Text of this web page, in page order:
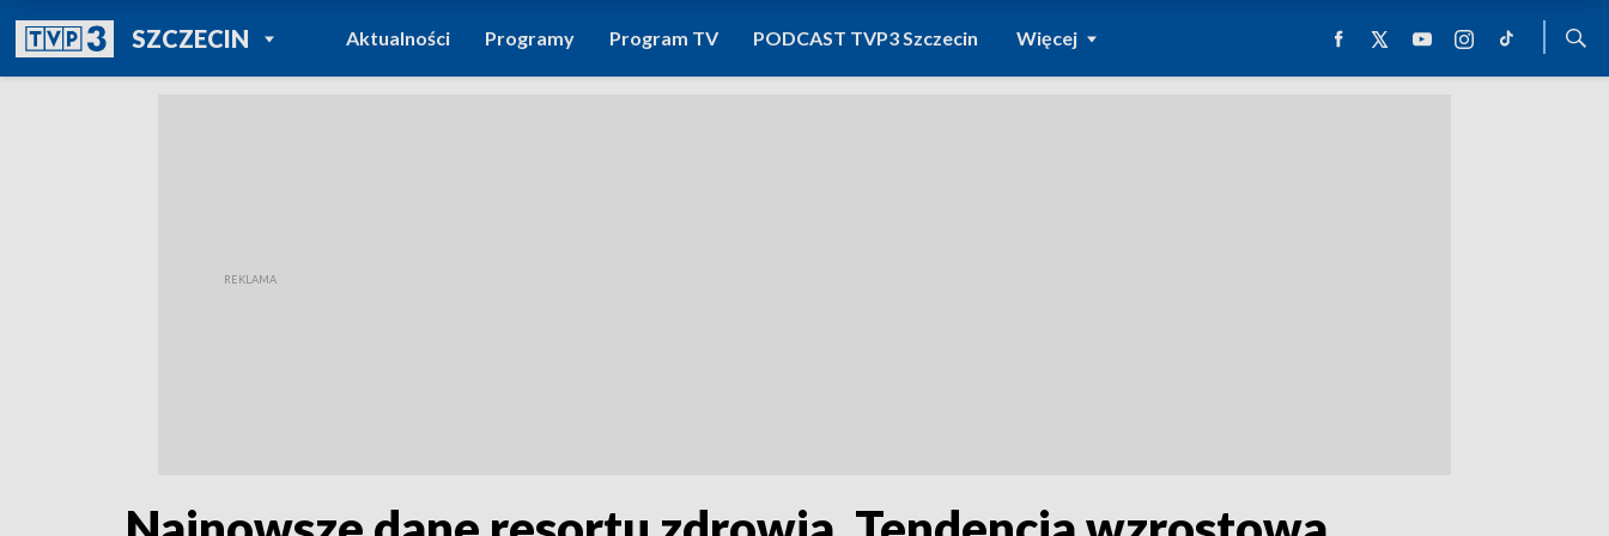
SZCZECINPOWRÓT DO
TVP REGIONY
Aktualności Programy Program TV PODCAST TVP3 Szczecin Więcej